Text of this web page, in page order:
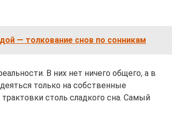
— толкование снов по сонникам
В них нет ничего общего, а в
только на собственные
столь сладкого сна. Самый